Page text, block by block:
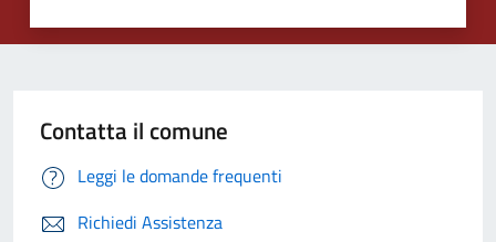
Contatta il comune
Leggi le domande frequenti
Richiedi Assistenza